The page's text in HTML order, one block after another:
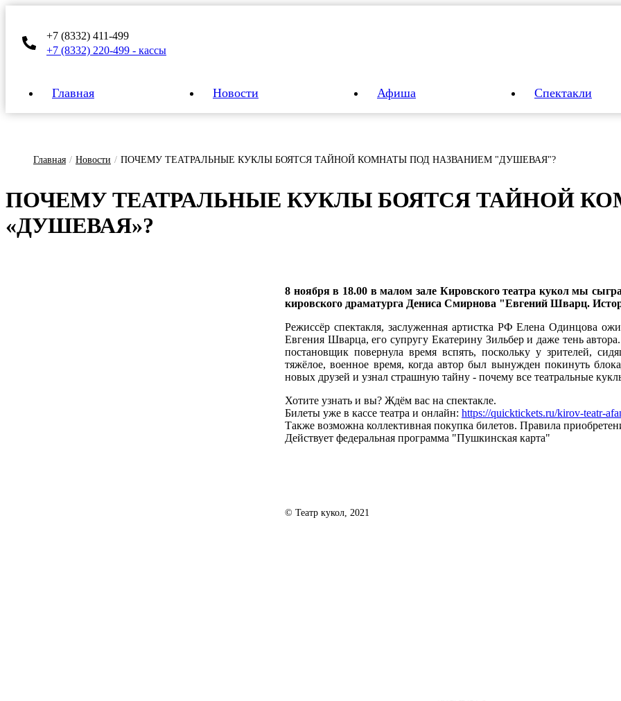
+7 (8332) 411-499
+7 (8332) 220-499 - кассы
Главная Новости Афиша Спектакли
Главная / Новости / ПОЧЕМУ ТЕАТРАЛЬНЫЕ КУКЛЫ БОЯТСЯ ТАЙНОЙ КОМНАТЫ ПОД НАЗВАНИЕМ "ДУШЕВАЯ"?
ПО­ЧЕ­МУ ТЕ­АТ­РАЛЬ­НЫЕ КУК­ЛЫ БО­ЯТ­СЯ ТАЙ­НОЙ
«ДУ­ШЕ­ВАЯ»?
8 ноября в 18.00 в малом зале Кировского театра кукол мы
кировского драматурга Дениса Смирнова "Евгений Шварц.
Режиссёр спектакля, заслуженная артистка РФ Елена Одинцова
Евгения Шварца, его супругу Екатерину Зильбер и даже тень
постановщик повернула время вспять, поскольку у зрителей,
тяжёлое, военное время, когда автор был вынужден покинуть
новых друзей и узнал страшную тайну - почему все театральные
Хотите узнать и вы? Ждём вас на спектакле.
Билеты уже в кассе театра и онлайн: https://quicktickets.ru/kirov-teatr-
Также возможна коллективная покупка билетов. Правила
Действует федеральная программа "Пушкинская карта"
© Театр кукол, 2021